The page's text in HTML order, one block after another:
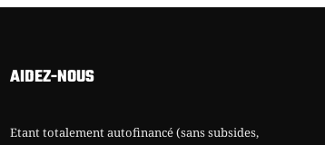
AIDEZ-NOUS
Etant totalement autofinancé (sans subsides,